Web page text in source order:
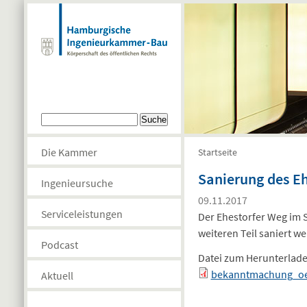
Direkt zum Inhalt
Suchformular
Die Kammer
Ingenieursuche
Serviceleistungen
Podcast
Aktuell
Sie sind hier
Startseite
Sanierung des
09.11.2017
Der Ehestorfer Weg
weiteren Teil saniert
Datei zum